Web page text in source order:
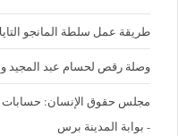
طريقة عمل سلطة المانجو
وصلة رقص لحسام عبد المجيد
مجلس حقوق الإنسان: حسابات
- بوابة المدينة برس